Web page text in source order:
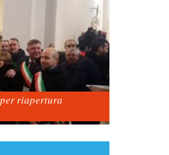
riapertura